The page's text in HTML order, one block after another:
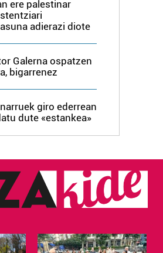
ere palestinar
adierazi diote
Galerna ospatzen
bigarrenez
giro ederrean
dute «estankea»